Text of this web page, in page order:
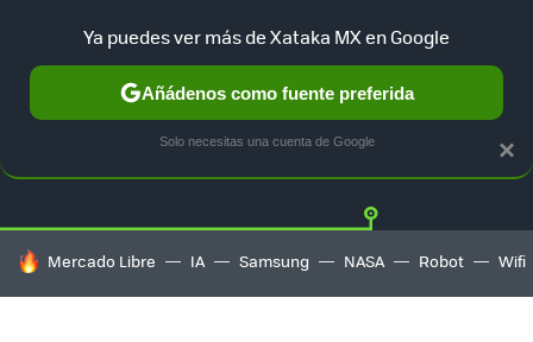
Twitter
HOY SE HABLA DE
Mercado Libre IA Samsung NASA Robot Wifi
×
Ya puedes ver más de Xataka MX en Google
Añádenos como fuente preferida
Solo necesitas una cuenta de Google